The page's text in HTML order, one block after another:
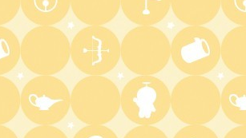
ン】ほか
午後 5:30
ANNスーパーJチャンネル